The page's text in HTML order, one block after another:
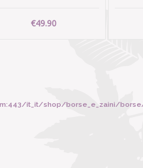
€49.90
it_it/shop/borse_e_zaini/